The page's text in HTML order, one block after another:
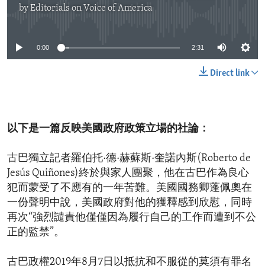
byEditorials on Voice of America
0:00 2:31
Direct link
以下是一篇反映美國政府政策立場的社論：
古巴獨立記者羅伯托·德·赫蘇斯·奎諾內斯(Roberto de
Jesús Quiñones)終於與家人團聚，他在古巴作為良心
犯而蒙受了不應有的一年苦難。美國國務卿蓬佩奧在
一份聲明中說，美國政府對他的獲釋感到欣慰，同時
再次“強烈譴責他僅僅因為履行自己的工作而遭到不公
正的監禁”。
古巴政權2019年8月7日以抵抗和不服從的莫須有罪名